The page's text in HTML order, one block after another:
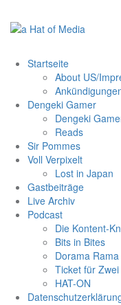
Inhalt
springen
Startseite
About US/
Dengeki Gamer
Dengeki
Reads
Sir Pommes
Voll Verpixelt
Lost in Japan
Gastbeiträge
Live Archiv
Podcast
Die Kontent-
Bits in Bites
Dorama Rama
Ticket für Zwei
HAT-ON